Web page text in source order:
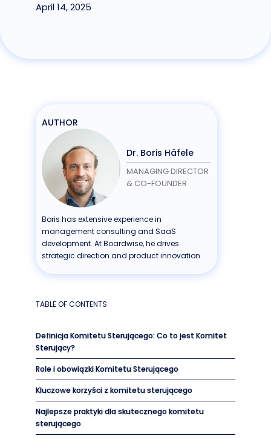
April 14, 2025
AUTHOR
Dr. Boris Häfele
MANAGING DIRECTOR
& CO-FOUNDER
Boris has extensive experience in
management consulting and SaaS
development. At Boardwise, he drives
strategic direction and product innovation.
TABLE OF CONTENTS
Definicja Komitetu Sterującego: Co to jest Komitet
Sterujący?
Role i obowiązki Komitetu Sterującego
Kluczowe korzyści z komitetu sterującego
Najlepsze praktyki dla skutecznego komitetu
sterującego